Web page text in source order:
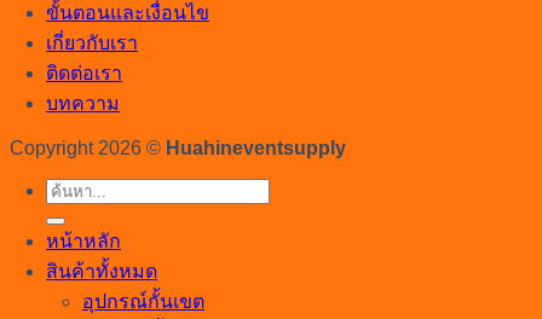
ขั้นตอนและเงื่อนไข
เกี่ยวกับเรา
ติดต่อเรา
บทความ
Copyright 2026 © Huahineventsupply
ค้นหา:
หน้าหลัก
สินค้าทั้งหมด
อุปกรณ์กั้นเขต